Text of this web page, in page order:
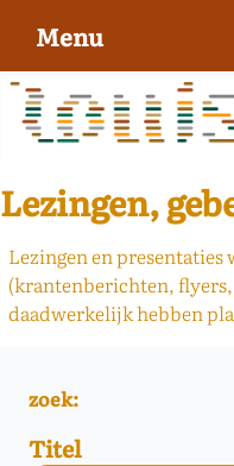
Lezingen,
Lezingen en
(krantenberichten,
daadwerkelijk hebben
zoek:
Titel
Menu